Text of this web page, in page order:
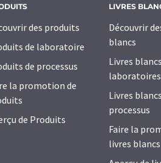
des produits
de laboratoire
de processus
la promotion de
de Produits
LIVRES
Découvrir
blancs
Livres
laboratoires
Livres
processus
Faire la
livres blancs